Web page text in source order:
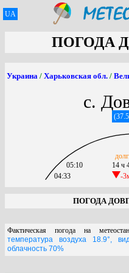
UA
ПОГОДА
Украина / Харьковская обл. /
с.
04:33
05:10
14 ч
-
ПОГОДА
Фактическая погода на
температура воздуха 18.9°,
облачность 70%